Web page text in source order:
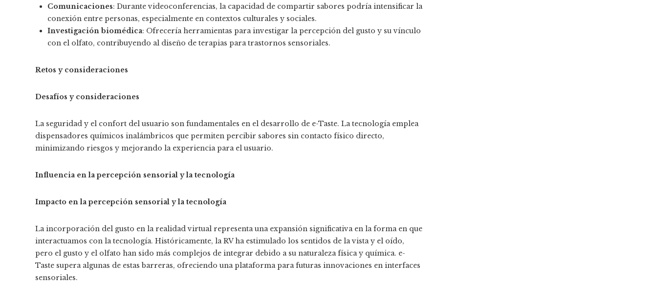
Comunicaciones: Durante videoconferencias, la capacidad de compartir sabores podría intensificar la
conexión entre personas, especialmente en contextos culturales y sociales.​
Investigación biomédica: Ofrecería herramientas para investigar la percepción del gusto y su vínculo
con el olfato, contribuyendo al diseño de terapias para trastornos sensoriales.​
Retos y consideraciones
Desafíos y consideraciones
La seguridad y el confort del usuario son fundamentales en el desarrollo de e-Taste. La tecnología emplea
dispensadores químicos inalámbricos que permiten percibir sabores sin contacto físico directo,
minimizando riesgos y mejorando la experiencia para el usuario.
Influencia en la percepción sensorial y la tecnología
Impacto en la percepción sensorial y la tecnología
La incorporación del gusto en la realidad virtual representa una expansión significativa en la forma en que
interactuamos con la tecnología. Históricamente, la RV ha estimulado los sentidos de la vista y el oído,
pero el gusto y el olfato han sido más complejos de integrar debido a su naturaleza física y química. e-
Taste supera algunas de estas barreras, ofreciendo una plataforma para futuras innovaciones en interfaces
sensoriales.